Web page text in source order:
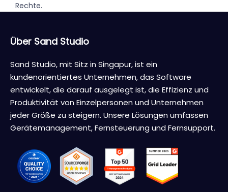
Rechte.
Über Sand Studio
Sand Studio, mit Sitz in Singapur, ist ein
kundenorientiertes Unternehmen, das Software
entwickelt, die darauf ausgelegt ist, die Effizienz und
Produktivität von Einzelpersonen und Unternehmen
jeder Größe zu steigern. Unsere Lösungen umfassen
Gerätemanagement, Fernsteuerung und Fernsupport.